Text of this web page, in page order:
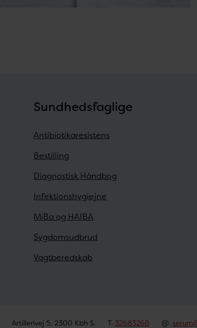
Sundhedsfaglige
Antibiotikaresistens
Bestilling
Diagnostisk Håndbog
Infektionshygiejne
MiBa og HAIBA
Sygdomsudbrud
Vagtberedskab
Artillerivej 5, 2300 Kbh S. T. 32683268 @.